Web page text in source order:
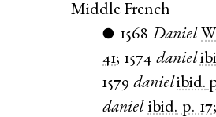
Middle French
● 1568 Daniel
41; 1574 daniel
1579 daniel ibid.
daniel ibid. p. 17